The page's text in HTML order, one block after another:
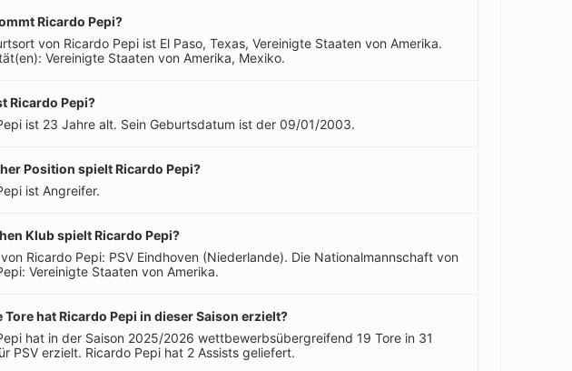
Ricardo Pepi?
von Ricardo Pepi ist El Paso, Texas, Vereinigte Staaten von Amerika.
Vereinigte Staaten von Amerika, Mexiko.
Ricardo Pepi?
ist 23 Jahre alt. Sein Geburtsdatum ist der 09/01/2003.
Position spielt Ricardo Pepi?
ist Angreifer.
Klub spielt Ricardo Pepi?
Ricardo Pepi: PSV Eindhoven (Niederlande). Die Nationalmannschaft von
Vereinigte Staaten von Amerika.
Tore hat Ricardo Pepi in dieser Saison erzielt?
hat in der Saison 2025/2026 wettbewerbsübergreifend 19 Tore in 31
PSV erzielt. Ricardo Pepi hat 2 Assists geliefert.